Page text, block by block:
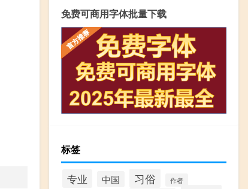
免费可商用字体批量下载
标签
专业 中国 习俗 作者